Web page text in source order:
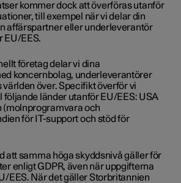
kommer dock att överföras utanför
till exempel när vi delar din
affärspartner eller underleverantör
EU/EES.
företag delar vi dina
koncernbolag, underleverantörer
över. Specifikt överför vi
följande länder utanför EU/EES: USA
(molnprogramvara och
för IT-support och stöd för
att samma höga skyddsnivå gäller för
enligt GDPR, även när uppgifterna
EES. När det gäller Storbritannien